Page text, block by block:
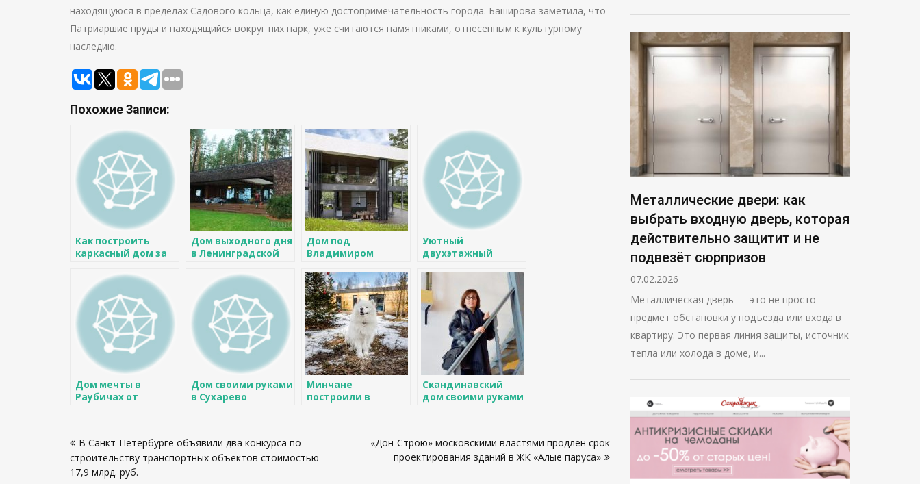
находящуюся в пределах Садового кольца, как единую достопримечательность города. Баширова заметила, что
Патриаршие пруды и находящийся вокруг них парк, уже считаются памятниками, отнесенным к культурному
наследию.
Похожие Записи:
Как построить
каркасный дом за
долларов
Дом выходного дня
в Ленинградской
Дом под
Владимиром
Уютный
двухэтажный
Дом мечты в
Раубичах от
Дом своими руками
в Сухарево
Минчане
построили в
Скандинавский
дом своими руками
по
записям
В Санкт-Петербурге объявили два конкурса по
строительству транспортных объектов стоимостью
17,9 млрд. руб.
«Дон-Строю» московскими властями продлен срок
проектирования зданий в ЖК «Алые паруса»
Металлические двери: как
выбрать входную дверь, которая
действительно защитит и не
подвезёт сюрпризов
07.02.2026
Металлическая дверь — это не просто
предмет обстановки у подъезда или входа в
квартиру. Это первая линия защиты, источник
тепла или холода в доме, и...